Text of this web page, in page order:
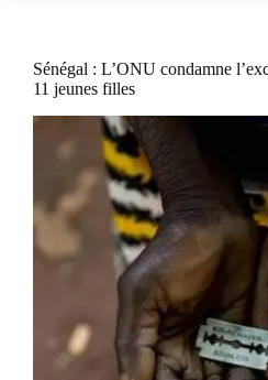
Sénégal : L’ONU condamne
11 jeunes filles